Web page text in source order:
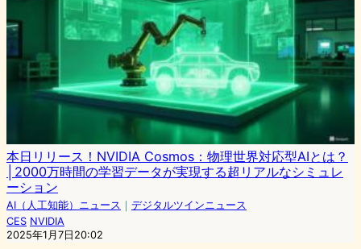
本日リリース！NVIDIA Cosmos：物理世界対応型AIとは？
│2000万時間の学習データが実現する超リアルなシミュレ
ーション
AI（人工知能）ニュース ｜ デジタルツインニュース
CES NVIDIA
2025年1月7日20:02